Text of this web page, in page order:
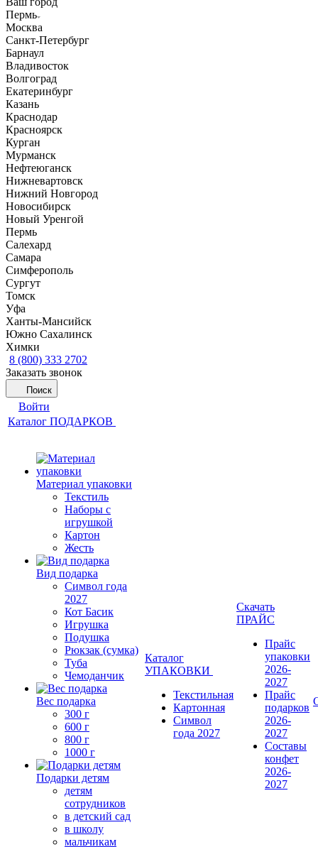
Пермь
Москва
Санкт-Петербург
Барнаул
Владивосток
Волгоград
Екатеринбург
Казань
Краснодар
Красноярск
Курган
Мурманск
Нефтеюганск
Нижневартовск
Нижний Новгород
Новосибирск
Новый Уренгой
Пермь
Салехард
Самара
Симферополь
Сургут
Томск
Уфа
Ханты-Мансийск
Южно Сахалинск
Химки
8 (800) 333 2702
Заказать звонок
Поиск
Войти
Каталог ПОДАРКОВ
Материал упаковки
Текстиль
Наборы с
игрушкой
Картон
Жесть
Вид подарка
Символ года
2027
Кот Басик
Игрушка
Подушка
Рюкзак (сумка)
Туба
Чемоданчик
Вес подарка
300 г
600 г
800 г
1000 г
Подарки детям
детям
сотрудников
в детский сад
в школу
мальчикам
Каталог
УПАКОВКИ
Текстильная
Картонная
Символ
года 2027
Скачать
ПРАЙС
Прайс
упаковки
2026-
2027
Прайс
подарков
2026-
2027
Составы
конфет
2026-
2027